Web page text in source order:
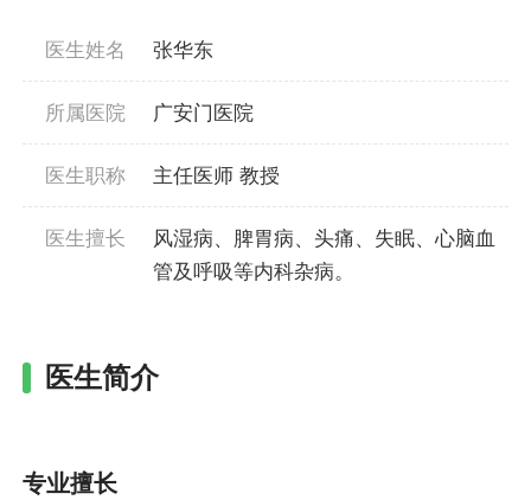
医生姓名 张华东
所属医院 广安门医院
医生职称 主任医师 教授
医生擅长
风湿病、脾胃病、头痛、失眠、心脑血
管及呼吸等内科杂病。
医生简介
专业擅长